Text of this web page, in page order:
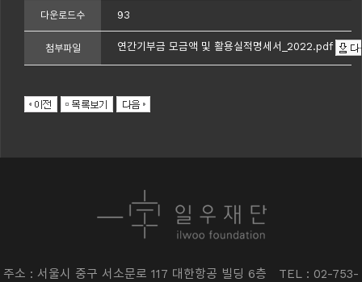
다운로드수 93
첨부파일 연간기부금 모금액 및 활용실적명세서_2022.pdf
주소 : 서울시 중구 서소문로 117 대한항공 빌딩 6층
TEL : 02-753-